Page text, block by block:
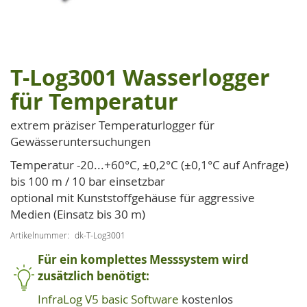
Zum
Anfang
der
Bildgalerie
springen
T-Log3001 Wasserlogger
für Temperatur
extrem präziser Temperaturlogger für
Gewässeruntersuchungen
Temperatur -20...+60°C, ±0,2°C (±0,1°C auf Anfrage)
bis 100 m / 10 bar einsetzbar
optional mit Kunststoffgehäuse für aggressive
Medien (Einsatz bis 30 m)
Artikelnummer dk-T-Log3001
Für ein komplettes Messsystem wird
zusätzlich benötigt:
InfraLog V5 basic Software kostenlos